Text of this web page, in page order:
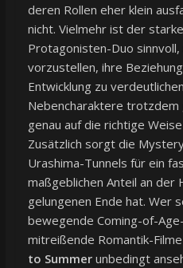
deren Rollen eher klein
nicht. Vielmehr ist der
Protagonisten-Duo sinnvoll,
vorzustellen, ihre
Entwicklung zu
Nebencharaktere trotzdem
genau auf die richtige
Zusätzlich sorgt die
Urashima-Tunnels für ein
maßgeblichen Anteil an der
gelungenen Ende hat. Wer
bewegende Coming-of-
mitreißende Romantik-
to Summerunbedingt